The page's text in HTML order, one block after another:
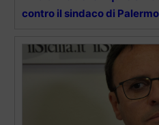
contro il sindaco di